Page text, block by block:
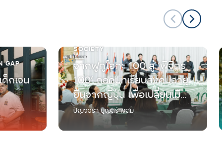
GAP
กเจน
SOCIETY
จากฟูกูโอกะ 100 สู่ ‘พิจิตร
100’ ถอดบทเรียนสังคมอายุ
ยืนจากญี่ปุ่น เพื่อเปลี่ยนเมือง
ทางผ่านที่มีแต่ผู้สูงวัย ให้เป็น
แลนด์มาร์กใหม่ของการใช้
ปัญจวรา บุญสร้างสม